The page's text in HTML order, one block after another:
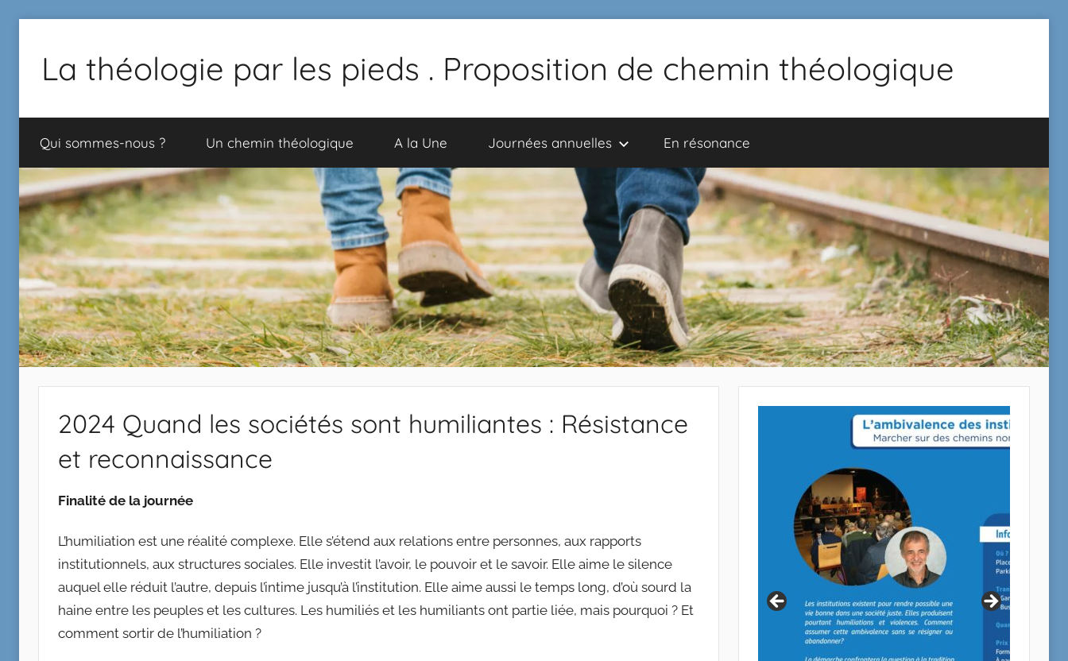
La théologie par les pieds . Proposition de chemin théologique
de
chemin
Qui sommes-nous ? Un chemin théologique A la Une Journées annuelles En résonance
2024 Quand les sociétés sont humiliantes : Résistance
et reconnaissance
Finalité de la journée
L’humiliation est une réalité complexe. Elle s’étend aux relations entre personnes, aux rapports
institutionnels, aux structures sociales. Elle investit l’avoir, le pouvoir et le savoir. Elle aime le silence
auquel elle réduit l’autre, depuis l’intime jusqu’à l’institution. Elle aime aussi le temps long, d’où sourd la
haine entre les peuples et les cultures. Les humiliés et les humiliants ont partie liée, mais pourquoi ? Et
comment sortir de l’humiliation ?